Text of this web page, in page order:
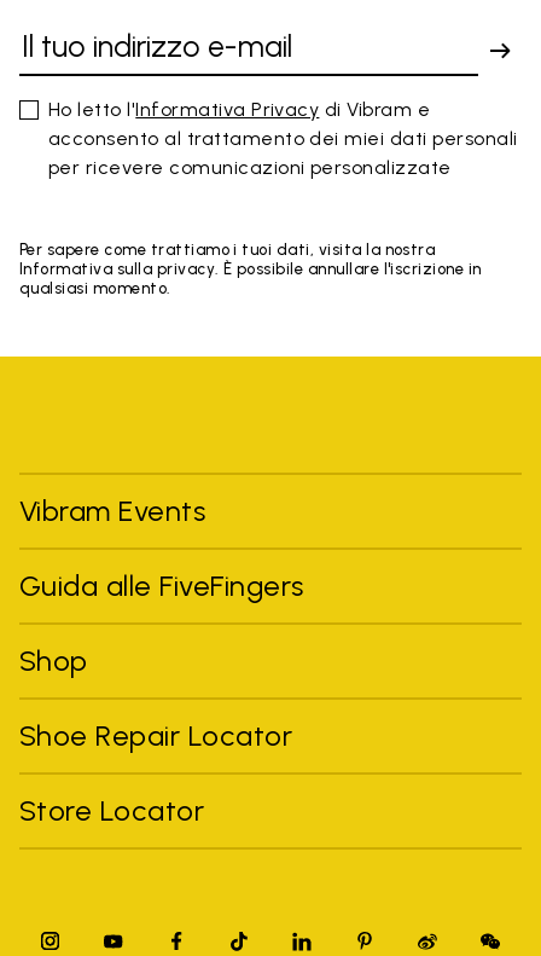
Ho letto l'Informativa Privacy di Vibram e
acconsento al trattamento dei miei dati personali
per ricevere comunicazioni personalizzate
Per sapere come trattiamo i tuoi dati, visita la nostra
Informativa sulla privacy. È possibile annullare l'iscrizione in
qualsiasi momento.
Vibram Events
Guida alle FiveFingers
Shop
Shoe Repair Locator
Store Locator